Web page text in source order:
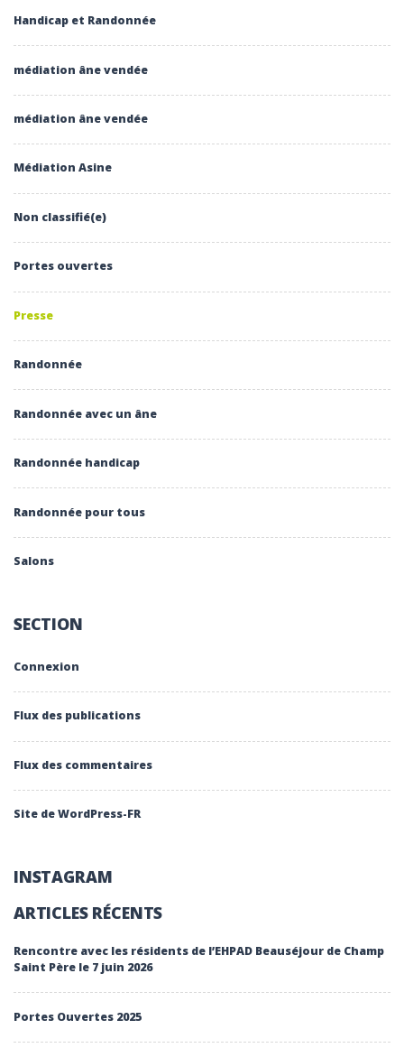
Handicap et Randonnée
médiation âne vendée
médiation âne vendée
Médiation Asine
Non classifié(e)
Portes ouvertes
Presse
Randonnée
Randonnée avec un âne
Randonnée handicap
Randonnée pour tous
Salons
SECTION
Connexion
Flux des publications
Flux des commentaires
Site de WordPress-FR
INSTAGRAM
ARTICLES RÉCENTS
Rencontre avec les résidents de l’EHPAD Beauséjour de Champ
Saint Père le 7 juin 2026
Portes Ouvertes 2025